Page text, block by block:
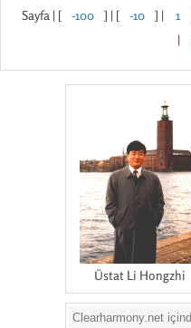
Sayfa | [ -100 ] | [ -10 ] | 1
|
Üstat Li Hongzhi